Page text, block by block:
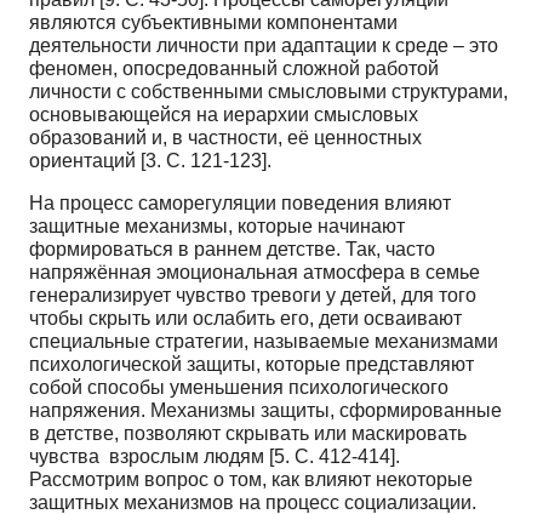
являются субъективными компонентами
деятельности личности при адаптации к среде – это
феномен, опосредованный сложной работой
личности с собственными смысловыми структурами,
основывающейся на иерархии смысловых
образований и, в частности, её ценностных
ориентаций [3. С. 121-123].
На процесс саморегуляции поведения влияют
защитные механизмы, которые начинают
формироваться в раннем детстве. Так, часто
напряжённая эмоциональная атмосфера в семье
генерализирует чувство тревоги у детей, для того
чтобы скрыть или ослабить его, дети осваивают
специальные стратегии, называемые механизмами
психологической защиты, которые представляют
собой способы уменьшения психологического
напряжения. Механизмы защиты, сформированные
в детстве, позволяют скрывать или маскировать
чувства взрослым людям [5. С. 412-414].
Рассмотрим вопрос о том, как влияют некоторые
защитных механизмов на процесс социализации.